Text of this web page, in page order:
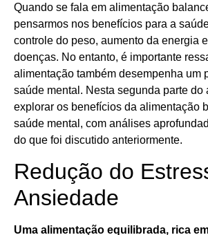
Quando se fala em alimentação
pensarmos nos benefícios para a
controle do peso, aumento da energia
doenças. No entanto, é importante
alimentação também desempenha um
saúde mental. Nesta segunda parte do
explorar os benefícios da alimentação
saúde mental, com análises
do que foi discutido anteriormente.
Redução do
Ansiedade
Uma alimentação equilibrada, rica